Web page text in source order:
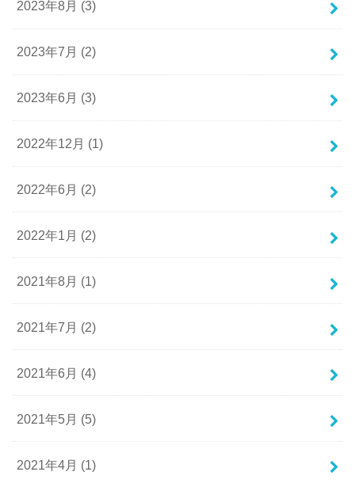
2023年8月 (3)
2023年7月 (2)
2023年6月 (3)
2022年12月 (1)
2022年6月 (2)
2022年1月 (2)
2021年8月 (1)
2021年7月 (2)
2021年6月 (4)
2021年5月 (5)
2021年4月 (1)